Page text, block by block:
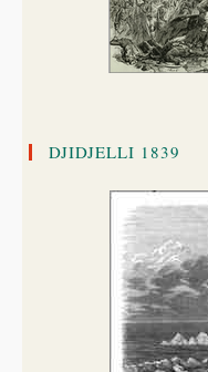
DJIDJELLI 1839